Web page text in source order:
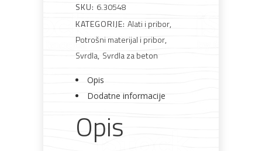
SKU: 6.30548
KATEGORIJE: Alati i pribor,
Potrošni materijal i pribor,
Svrdla, Svrdla za beton
Opis
Dodatne informacije
Opis